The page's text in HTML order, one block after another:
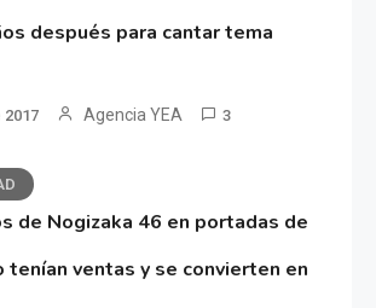
después para cantar tema
2017 Agencia YEA 3
de Nogizaka 46 en portadas de
tenían ventas y se convierten en